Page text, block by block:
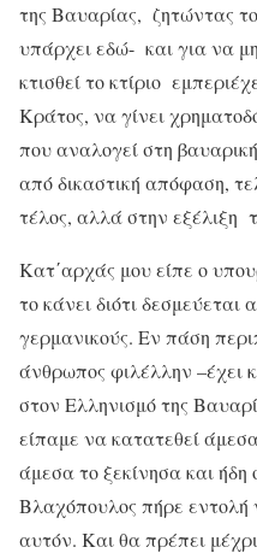
της Βαυαρίας, ζητώντας
υπάρχει εδώ- και για να
κτισθεί το κτίριο
Κράτος, να γίνει
που αναλογεί στη
από δικαστική απόφαση,
τέλος, αλλά στην εξέλιξη
Κατ΄αρχάς μου είπε ο
το κάνει διότι δεσμεύεται
γερμανικούς. Εν πάση
άνθρωπος φιλέλλην –έχει
στον Ελληνισμό της
είπαμε να κατατεθεί
άμεσα το ξεκίνησα και ήδη
Βλαχόπουλος πήρε εντολή
αυτόν. Και θα πρέπει